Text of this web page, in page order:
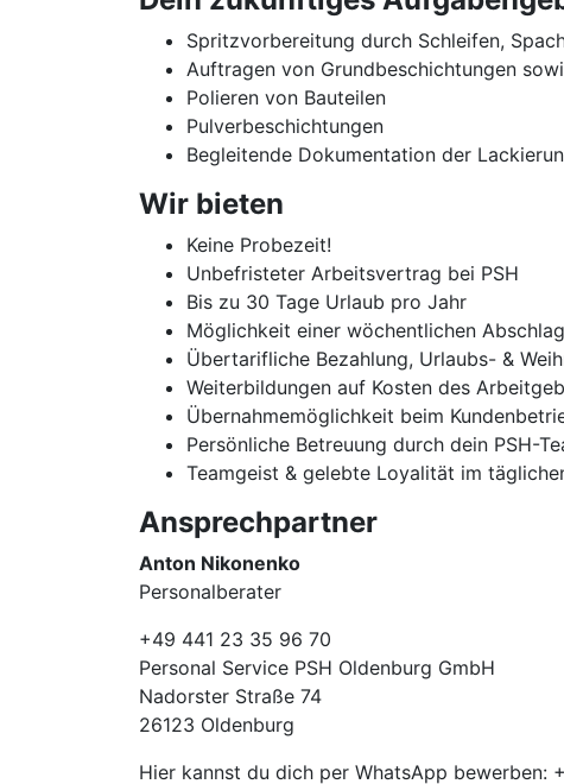
Spritzvorbereitung durch Schleifen,
Auftragen von Grundbeschichtungen
Polieren von Bauteilen
Pulverbeschichtungen
Begleitende Dokumentation der
Wir bieten
Keine Probezeit!
Unbefristeter Arbeitsvertrag bei PSH
Bis zu 30 Tage Urlaub pro Jahr
Möglichkeit einer wöchentlichen
Übertarifliche Bezahlung, Urlaubs- &
Weiterbildungen auf Kosten des
Übernahmemöglichkeit beim
Persönliche Betreuung durch dein PSH-
Teamgeist & gelebte Loyalität im
Ansprechpartner
Anton Nikonenko
Personalberater
+49 441 23 35 96 70
Personal Service PSH Oldenburg GmbH
Nadorster Straße 74
26123 Oldenburg
Hier kannst du dich per WhatsApp bewerben: